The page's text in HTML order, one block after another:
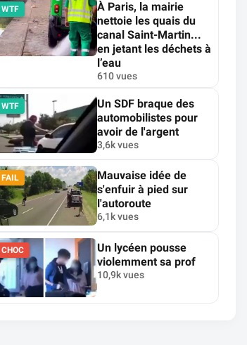
WTF
À Paris, la mairie
nettoie les quais du
canal Saint-Martin...
en jetant les déchets à
l’eau
610 vues
WTF
Un SDF braque des
automobilistes pour
avoir de l'argent
3,6k vues
FAIL
Mauvaise idée de
s'enfuir à pied sur
l'autoroute
6,1k vues
CHOC
Un lycéen pousse
violemment sa prof
10,9k vues